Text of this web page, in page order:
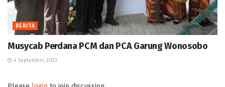
BERITA
Musycab Perdana PCM dan PCA Garung Wonosobo
4 September, 2023